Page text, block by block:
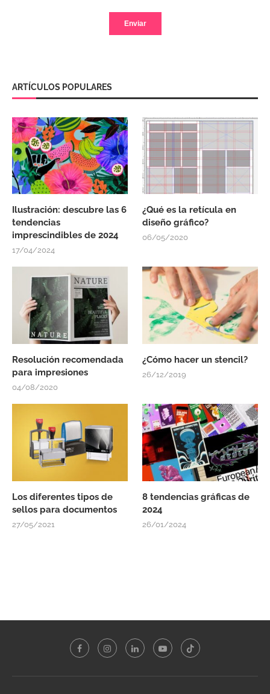
ARTÍCULOS POPULARES
Ilustración: descubre las 6
tendencias
imprescindibles de 2024
17/04/2024
¿Qué es la retícula en
diseño gráfico?
06/05/2020
Resolución recomendada
para impresiones
04/08/2020
¿Cómo hacer un stencil?
26/12/2019
Los diferentes tipos de
sellos para documentos
27/05/2021
8 tendencias gráficas de
2024
26/01/2024